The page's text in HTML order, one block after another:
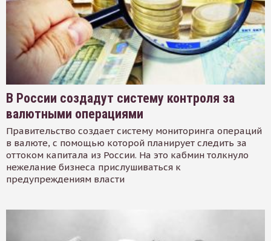
В России создадут систему контроля за
валютными операциями
Правительство создает систему мониторинга операций
в валюте, с помощью которой планирует следить за
оттоком капитала из России. На это кабмин толкнуло
нежелание бизнеса прислушиваться к
предупреждениям власти